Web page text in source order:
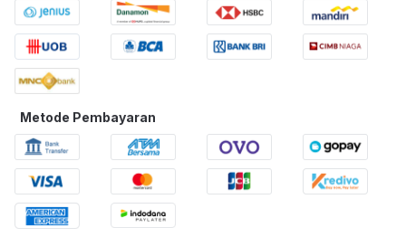
Apa manfaat bermain boneka bayi?
Membantu mengembangkan empati, kreativitas, serta
kemampuan sosial dan imajinasi anak.
Apakah boneka bayi aman untuk anak kecil?
Ya, selama dipilih sesuai usia dan menggunakan material yang
Boneka interaktif memiliki fitur seperti suara atau gerakan,
sedangkan boneka biasa tidak.
Bagaimana memilih boneka bayi yang tepat?
Pilih berdasarkan usia anak, ukuran, fitur, serta bahan yang
digunakan.
Apakah bisa belanja boneka bayi secara online?
Anda dapat membeli berbagai pilihan boneka bayi melalui Toys
Metode Pembayaran